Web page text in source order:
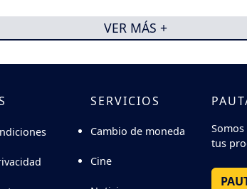
VER MÁS +
SERVICIOS
Cambio de moneda
Cine
tus